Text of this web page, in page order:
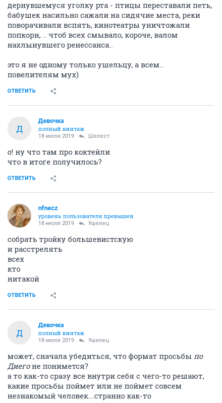
дернувшемуся уголку рта - птицы переставали петь,
бабушек насильно сажали на сидячие места, реки
поворачивали вспять, кинотеатры уничтожали
попкорн, .. чтоб всех смывало, короче, валом
нахлынувшего ренессанса..
это я не одному только ушельцу, а всем..
повелителям мух)
ОТВЕТИТЬ
Д
Девочка
полный винтаж
18 июля 2019 Шелест
о! ну что там про коктейли
что в итоге получилось?
ОТВЕТИТЬ
nfnecz
уровень пользователя превышен
18 июля 2019 Ушелец
собрать тройку большевистскую
и расстрелять
всех
кто
нитакой
ОТВЕТИТЬ
Д
Девочка
полный винтаж
18 июля 2019 Ушелец
может, сначала убедиться, что формат просьбы по
Диегоне понимется?
а то как-то сразу все внутри себя с чего-то решают,
какие просьбы поймет или не поймет совсем
незнакомый человек...странно как-то